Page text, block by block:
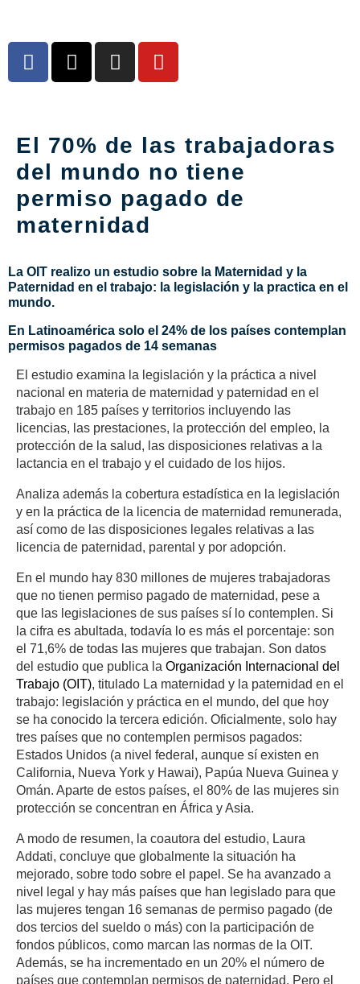
El 70% de las trabajadoras
del mundo no tiene
permiso pagado de
maternidad
La OIT realizo un estudio sobre la Maternidad y la
Paternidad en el trabajo: la legislación y la practica en el
mundo.
En Latinoamérica solo el 24% de los países contemplan
permisos pagados de 14 semanas
El estudio examina la legislación y la práctica a nivel
nacional en materia de maternidad y paternidad en el
trabajo en 185 países y territorios incluyendo las
licencias, las prestaciones, la protección del empleo, la
protección de la salud, las disposiciones relativas a la
lactancia en el trabajo y el cuidado de los hijos.
Analiza además la cobertura estadística en la legislación
y en la práctica de la licencia de maternidad remunerada,
así como de las disposiciones legales relativas a las
licencia de paternidad, parental y por adopción.
En el mundo hay 830 millones de mujeres trabajadoras
que no tienen permiso pagado de maternidad, pese a
que las legislaciones de sus países sí lo contemplen. Si
la cifra es abultada, todavía lo es más el porcentaje: son
el 71,6% de todas las mujeres que trabajan. Son datos
del estudio que publica la Organización Internacional del
Trabajo (OIT), titulado La maternidad y la paternidad en el
trabajo: legislación y práctica en el mundo, del que hoy
se ha conocido la tercera edición. Oficialmente, solo hay
tres países que no contemplen permisos pagados:
Estados Unidos (a nivel federal, aunque sí existen en
California, Nueva York y Hawai), Papúa Nueva Guinea y
Omán. Aparte de estos países, el 80% de las mujeres sin
protección se concentran en África y Asia.
A modo de resumen, la coautora del estudio, Laura
Addati, concluye que globalmente la situación ha
mejorado, sobre todo sobre el papel. Se ha avanzado a
nivel legal y hay más países que han legislado para que
las mujeres tengan 16 semanas de permiso pagado (de
dos tercios del sueldo o más) con la participación de
fondos públicos, como marcan las normas de la OIT.
Además, se ha incrementado en un 20% el número de
países que contemplan permisos de paternidad. Pero el